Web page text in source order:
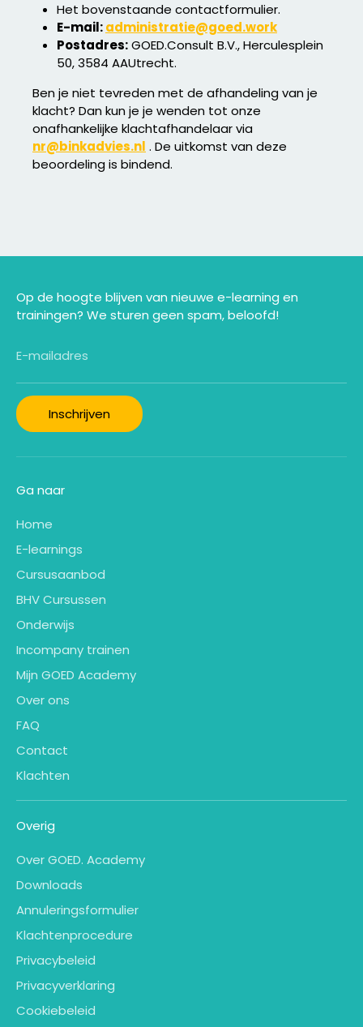
Het bovenstaande contactformulier.
E-mail:administratie@goed.work
Postadres:GOED.Consult B.V., Herculesplein
50, 3584 AAUtrecht.
Ben je niet tevreden met de afhandeling van je
klacht? Dan kun je je wenden tot onze
onafhankelijke klachtafhandelaar via
nr@binkadvies.nl . De uitkomst van deze
beoordeling is bindend.
Op de hoogte blijven van nieuwe e-learning en
trainingen? We sturen geen spam, beloofd!
E-mailadres
Inschrijven
Ga naar
Home
E-learnings
Cursusaanbod
BHV Cursussen
Onderwijs
Incompany trainen
Mijn GOED Academy
Over ons
FAQ
Contact
Klachten
Overig
Over GOED. Academy
Downloads
Annuleringsformulier
Klachtenprocedure
Privacybeleid
Privacyverklaring
Cookiebeleid